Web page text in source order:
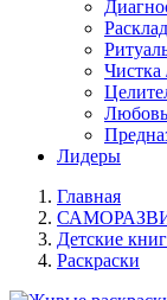
Чистка
Лидеры
Главная
Детские
Раскраски